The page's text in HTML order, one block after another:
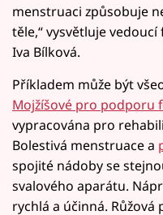
menstruaci způsobuje
těle,“ vysvětluje
Iva Bílková.
Příkladem může být
Mojžíšové pro podporu
vypracována pro
Bolestivá menstruace a
spojité nádoby se
svalového aparátu.
rychlá a účinná.